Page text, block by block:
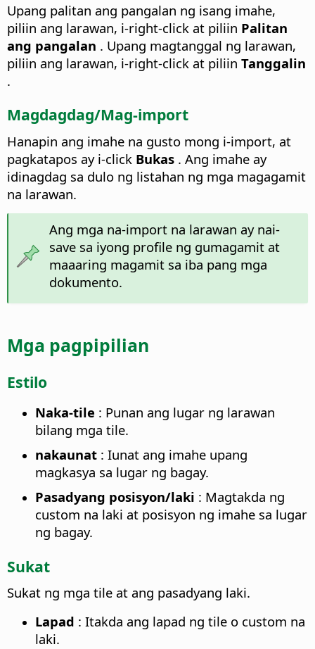
Upang palitan ang pangalan ng isang imahe,
piliin ang larawan, i-right-click at piliin Palitan
ang pangalan . Upang magtanggal ng larawan,
piliin ang larawan, i-right-click at piliin Tanggalin
.
Magdagdag/Mag-import
Hanapin ang imahe na gusto mong i-import, at
pagkatapos ay i-click Bukas . Ang imahe ay
idinagdag sa dulo ng listahan ng mga magagamit
na larawan.
Ang mga na-import na larawan ay nai-
save sa iyong profile ng gumagamit at
maaaring magamit sa iba pang mga
dokumento.
Mga pagpipilian
Estilo
Naka-tile : Punan ang lugar ng larawan
bilang mga tile.
nakaunat : Iunat ang imahe upang
magkasya sa lugar ng bagay.
Pasadyang posisyon/laki : Magtakda ng
custom na laki at posisyon ng imahe sa lugar
ng bagay.
Sukat
Sukat ng mga tile at ang pasadyang laki.
Lapad : Itakda ang lapad ng tile o custom na
laki.